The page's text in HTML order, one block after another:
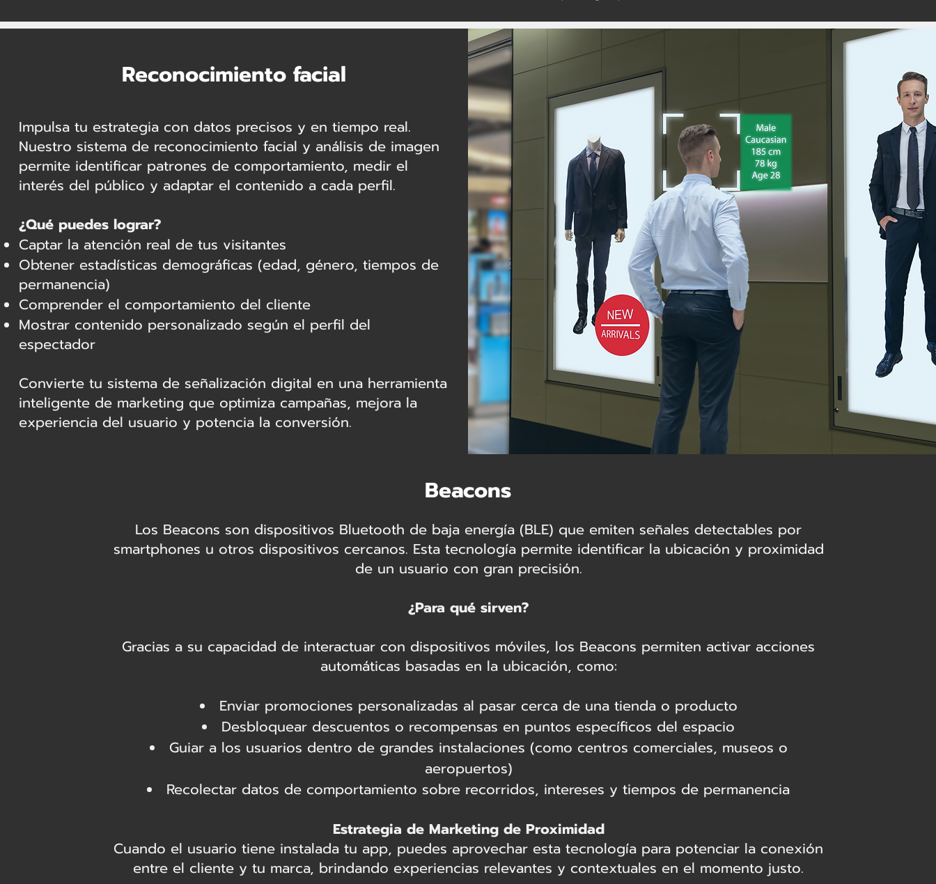
Reconocimiento facial
Impulsa tu estrategia con datos precisos y en tiempo real.
Nuestro sistema de reconocimiento facial y análisis de imagen
permite identificar patrones de comportamiento, medir el
interés del público y adaptar el contenido a cada perfil.
¿Qué puedes lograr?
Captar la atención real de tus visitantes
Obtener estadísticas demográficas (edad, género, tiempos de
permanencia)
Comprender el comportamiento del cliente
Mostrar contenido personalizado según el perfil del
espectador
Convierte tu sistema de señalización digital en una herramienta
inteligente de marketing que optimiza campañas, mejora la
experiencia del usuario y potencia la conversión.
Beacons
Los Beacons son dispositivos Bluetooth de baja energía (BLE) que emiten señales detectables por
smartphones u otros dispositivos cercanos. Esta tecnología permite identificar la ubicación y proximidad
de un usuario con gran precisión.
¿Para qué sirven?
Gracias a su capacidad de interactuar con dispositivos móviles, los Beacons permiten activar acciones
automáticas basadas en la ubicación, como:
Enviar promociones personalizadas al pasar cerca de una tienda o producto
Desbloquear descuentos o recompensas en puntos específicos del espacio
Guiar a los usuarios dentro de grandes instalaciones (como centros comerciales, museos o
aeropuertos)
Recolectar datos de comportamiento sobre recorridos, intereses y tiempos de permanencia
Estrategia de Marketing de Proximidad
Cuando el usuario tiene instalada tu app, puedes aprovechar esta tecnología para potenciar la conexión
entre el cliente y tu marca, brindando experiencias relevantes y contextuales en el momento justo.